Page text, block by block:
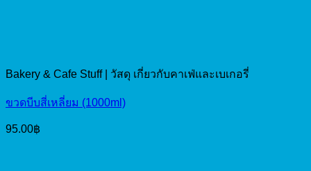
Bakery & Cafe Stuff | วัสดุ เกี่ยวกับคาเฟ่และเบเกอรี่
ขวดบีบสี่เหลี่ยม (1000ml)
95.00฿